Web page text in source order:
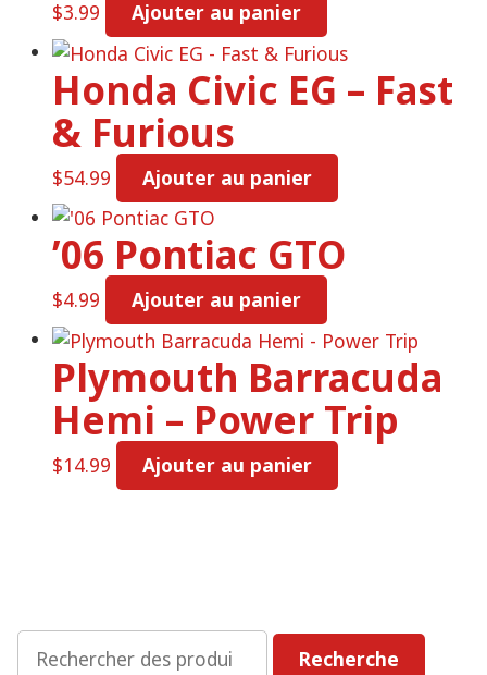
$3.99 Ajouter au panier
Honda Civic EG – Fast
& Furious
$54.99 Ajouter au panier
’06 Pontiac GTO
$4.99 Ajouter au panier
Plymouth Barracuda
Hemi – Power Trip
$14.99 Ajouter au panier
Recherche